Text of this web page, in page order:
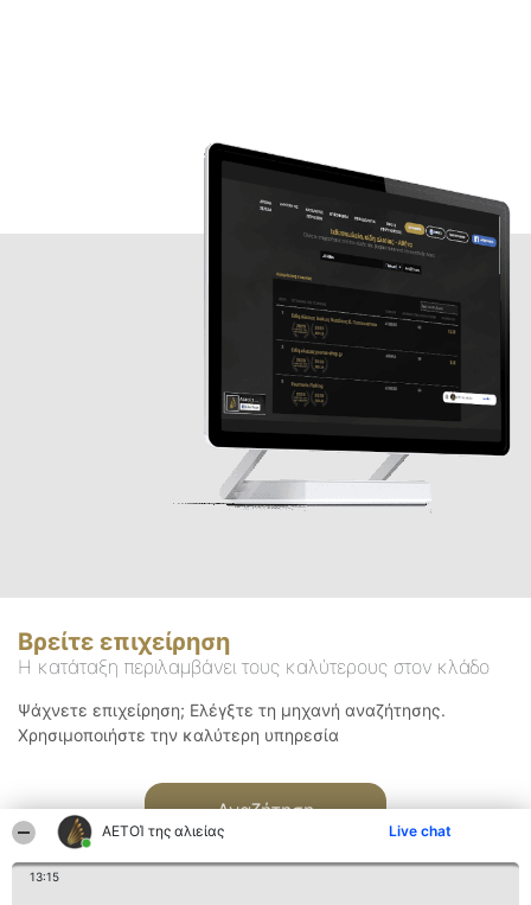
ΑΕΤΟΊ της αλιείας Live chat
13:15
Βρείτε επιχείρηση
Η κατάταξη περιλαμβάνει τους καλύτερους στον κλάδο
Ψάχνετε επιχείρηση; Ελέγξτε τη μηχανή αναζήτησης.
Χρησιμοποιήστε την καλύτερη υπηρεσία
Αναζήτηση